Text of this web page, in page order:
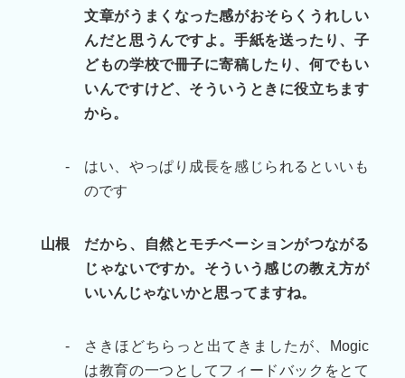
文章がうまくなった感がおそらくうれしい
んだと思うんですよ。手紙を送ったり、子
どもの学校で冊子に寄稿したり、何でもい
いんですけど、そういうときに役立ちます
から。
-
はい、やっぱり成長を感じられるといいも
のです
山根
だから、自然とモチベーションがつながる
じゃないですか。そういう感じの教え方が
いいんじゃないかと思ってますね。
-
さきほどちらっと出てきましたが、Mogic
は教育の一つとしてフィードバックをとて